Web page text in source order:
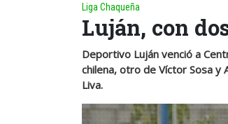
Liga Chaqueña
Luján, con
Deportivo Luján venció a
chilena, otro de Víctor Sosa y
Liva.